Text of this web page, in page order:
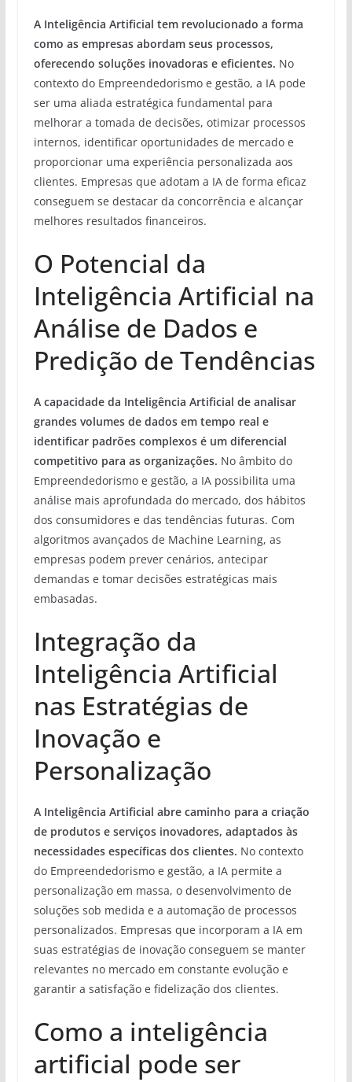
A Inteligência Artificial tem revolucionado a forma
como as empresas abordam seus processos,
oferecendo soluções inovadoras e eficientes. No
contexto do Empreendedorismo e gestão, a IA pode
ser uma aliada estratégica fundamental para
melhorar a tomada de decisões, otimizar processos
internos, identificar oportunidades de mercado e
proporcionar uma experiência personalizada aos
clientes. Empresas que adotam a IA de forma eficaz
conseguem se destacar da concorrência e alcançar
melhores resultados financeiros.
O Potencial da
Inteligência Artificial na
Análise de Dados e
Predição de Tendências
A capacidade da Inteligência Artificial de analisar
grandes volumes de dados em tempo real e
identificar padrões complexos é um diferencial
competitivo para as organizações. No âmbito do
Empreendedorismo e gestão, a IA possibilita uma
análise mais aprofundada do mercado, dos hábitos
dos consumidores e das tendências futuras. Com
algoritmos avançados de Machine Learning, as
empresas podem prever cenários, antecipar
demandas e tomar decisões estratégicas mais
embasadas.
Integração da
Inteligência Artificial
nas Estratégias de
Inovação e
Personalização
A Inteligência Artificial abre caminho para a criação
de produtos e serviços inovadores, adaptados às
necessidades específicas dos clientes. No contexto
do Empreendedorismo e gestão, a IA permite a
personalização em massa, o desenvolvimento de
soluções sob medida e a automação de processos
personalizados. Empresas que incorporam a IA em
suas estratégias de inovação conseguem se manter
relevantes no mercado em constante evolução e
garantir a satisfação e fidelização dos clientes.
Como a inteligência
artificial pode ser